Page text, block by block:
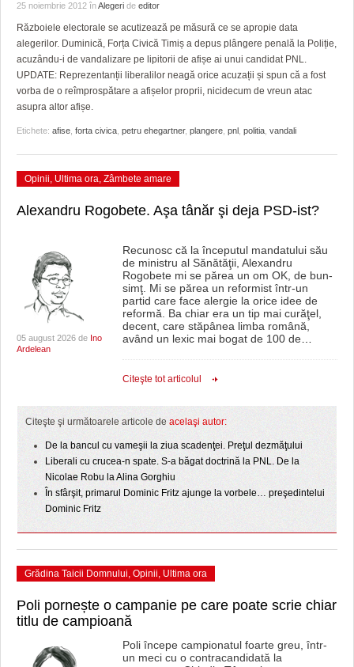
25 noiembrie 2012 înAlegeri de editor
Războiele electorale se acutizează pe măsură ce se apropie data
alegerilor. Duminică, Forța Civică Timiș a depus plângere penală la Poliție,
acuzându-i de vandalizare pe lipitorii de afișe ai unui candidat PNL.
UPDATE: Reprezentanții liberalilor neagă orice acuzații și spun că a fost
vorba de o reîmprospătare a afișelor proprii, nicidecum de vreun atac
asupra altor afișe.
Etichete: afise forta civica petru ehegartner, plangere pnl politia vandali
Opinii, Ultima ora, Zâmbete amare
Alexandru Rogobete. Aşa tânăr şi deja PSD-ist?
05 august 2026 de Ino
Ardelean
Recunosc că la începutul mandatului său
de ministru al Sănătăţii, Alexandru
Rogobete mi se părea un om OK, de bun-
simţ. Mi se părea un reformist într-un
partid care face alergie la orice idee de
reformă. Ba chiar era un tip mai curăţel,
decent, care stăpânea limba română,
având un lexic mai bogat de 100 de…
Citeşte tot articolul
Citeşte şi următoarele articole de acelaşi autor:
De la bancul cu vameşii la ziua scadenţei. Preţul dezmăţului
Liberali cu crucea-n spate. S-a băgat doctrină la PNL. De la
Nicolae Robu la Alina Gorghiu
În sfârşit, primarul Dominic Fritz ajunge la vorbele… preşedintelui
Dominic Fritz
Grădina Taicii Domnului, Opinii, Ultima ora
Poli pornește o campanie pe care poate scrie chiar
titlu de campioană
Poli începe campionatul foarte greu, într-
un meci cu o contracandidată la